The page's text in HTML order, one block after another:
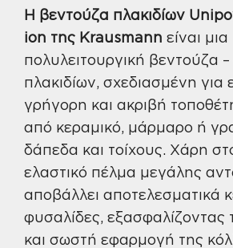
Η βεντούζα πλακιδίων
ion της Krausmann είναι μια
πολυλειτουργική βεντούζα
πλακιδίων, σχεδιασμένη για
γρήγορη και ακριβή
από κεραμικό, μάρμαρο ή
δάπεδα και τοίχους. Χάρη
ελαστικό πέλμα μεγάλης
αποβάλλει αποτελεσματικά
φυσαλίδες, εξασφαλίζοντας
και σωστή εφαρμογή της